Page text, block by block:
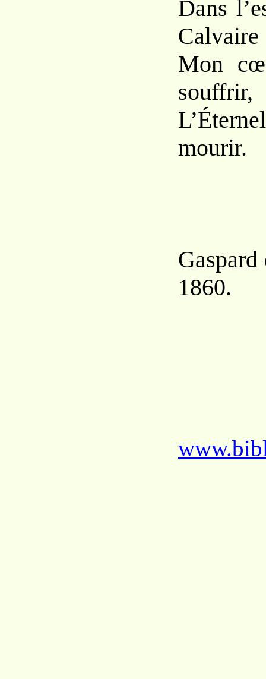
Dans
Calvaire
Mon
souffrir,
mourir.
Gaspard
1860.